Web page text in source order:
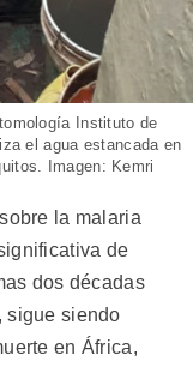
Instituto de
el agua estancada en
Imagen: Kemri
la malaria
de
dos décadas
sigue siendo
en África,